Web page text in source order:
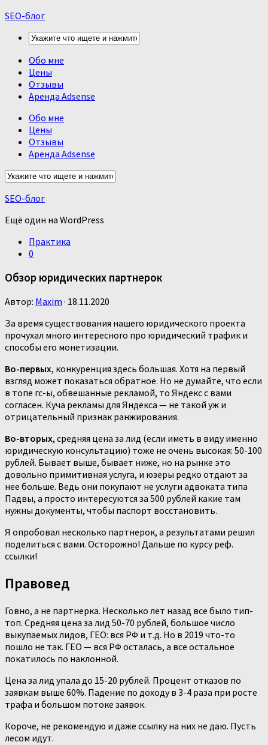
SEO-блог
Обо мне
Цены
Отзывы
Аренда Adsense
Обо мне
Цены
Отзывы
Аренда Adsense
SEO-блог
Ещё один на WordPress
Практика
0
Обзор юридических партнерок
Автор: Maxim · 18.11.2020
За время существования нашего юридического проекта
прочухал много интересного про юридический трафик и
способы его монетизации.
Во-первых, конкуренция здесь большая. Хотя на первый
взгляд может показаться обратное. Но не думайте, что если
в топе гс-ы, обвешанные рекламой, то Яндекс с вами
согласен. Куча рекламы для Яндекса — не такой уж и
отрицательный признак ранжирования.
Во-вторых, средняя цена за лид (если иметь в виду именно
юридическую консультацию) тоже не очень высокая: 50-100
рублей. Бывает выше, бывает ниже, но на рынке это
довольно примитивная услуга, и юзеры редко отдают за
нее больше. Ведь они покупают не услуги адвоката типа
Падвы, а просто интересуются за 500 рублей какие там
нужны документы, чтобы паспорт восстановить.
Я опробовал несколько партнерок, а результатами решил
поделиться с вами. Осторожно! Дальше по курсу реф.
ссылки!
Правовед
Говно, а не партнерка. Несколько лет назад все было тип-
топ. Средняя цена за лид 50-70 рублей, большое число
выкупаемых лидов, ГЕО: вся РФ и т.д. Но в 2019 что-то
пошло не так. ГЕО — вся РФ осталась, а все остальное
покатилось по наклонной.
Цена за лид упала до 15-20 рублей. Процент отказов по
заявкам выше 60%. Падение по доходу в 3-4 раза при росте
трафа и большом потоке заявок.
Короче, не рекомендую и даже ссылку на них не даю. Пусть
лесом идут.